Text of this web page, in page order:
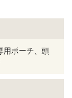
用ポーチ、頭